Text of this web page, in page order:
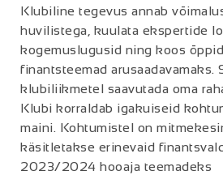
Klubiline tegevus annab
huvilistega, kuulata ekspertide
kogemuslugusid ning koos
finantsteemad arusaadavamaks.
klubiliikmetel saavutada oma
Klubi korraldab igakuiseid
maini. Kohtumistel on
käsitletakse erinevaid
2023/2024 hooaja teemadeks